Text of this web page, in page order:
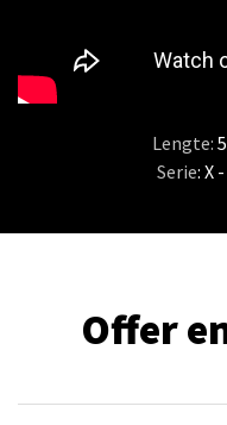
Lengte:
Serie: X
Offer